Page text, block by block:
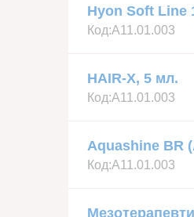
Hyon Soft Line
Код:А11.01.003
HAIR-X, 5 мл.
Код:А11.01.003
Aquashine BR
Код:А11.01.003